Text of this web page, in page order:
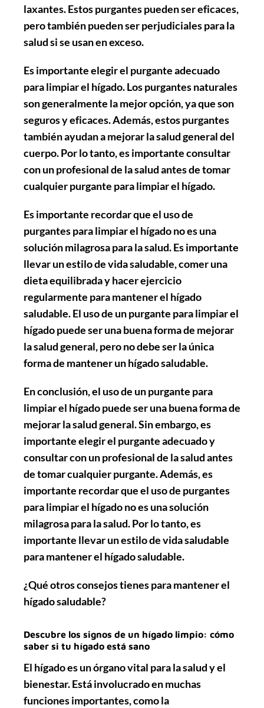
laxantes. Estos purgantes pueden ser eficaces,
pero también pueden ser perjudiciales para la
salud si se usan en exceso.
Es importante elegir el purgante adecuado
para limpiar el hígado. Los purgantes naturales
son generalmente la mejor opción, ya que son
seguros y eficaces. Además, estos purgantes
también ayudan a mejorar la salud general del
cuerpo. Por lo tanto, es importante consultar
con un profesional de la salud antes de tomar
cualquier purgante para limpiar el hígado.
Es importante recordar que el uso de
purgantes para limpiar el hígado no es una
solución milagrosa para la salud. Es importante
llevar un estilo de vida saludable, comer una
dieta equilibrada y hacer ejercicio
regularmente para mantener el hígado
saludable. El uso de un purgante para limpiar el
hígado puede ser una buena forma de mejorar
la salud general, pero no debe ser la única
forma de mantener un hígado saludable.
En conclusión, el uso de un purgante para
limpiar el hígado puede ser una buena forma de
mejorar la salud general. Sin embargo, es
importante elegir el purgante adecuado y
consultar con un profesional de la salud antes
de tomar cualquier purgante. Además, es
importante recordar que el uso de purgantes
para limpiar el hígado no es una solución
milagrosa para la salud. Por lo tanto, es
importante llevar un estilo de vida saludable
para mantener el hígado saludable.
¿Qué otros consejos tienes para mantener el
hígado saludable?
Descubre los signos de un hígado limpio: cómo
saber si tu hígado está sano
El hígado es un órgano vital para la salud y el
bienestar. Está involucrado en muchas
funciones importantes, como la